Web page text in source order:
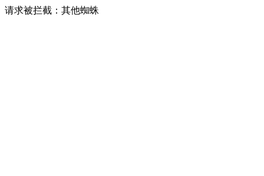
请求被拦截：其他蜘蛛